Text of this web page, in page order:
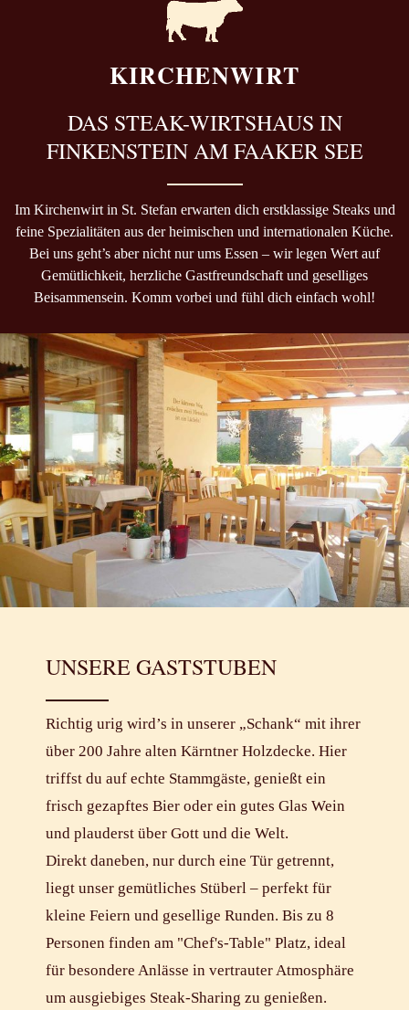
KIRCHENWIRT
DAS STEAK-WIRTSHAUS IN
FINKENSTEIN AM FAAKER SEE
Im Kirchenwirt in St. Stefan erwarten dich erstklassige Steaks und
feine Spezialitäten aus der heimischen und internationalen Küche.
Bei uns geht’s aber nicht nur ums Essen – wir legen Wert auf
Gemütlichkeit, herzliche Gastfreundschaft und geselliges
Beisammensein. Komm vorbei und fühl dich einfach wohl!
UNSERE GASTSTUBEN
Richtig urig wird’s in unserer „Schank“ mit ihrer
über 200 Jahre alten Kärntner Holzdecke. Hier
triffst du auf echte Stammgäste, genießt ein
frisch gezapftes Bier oder ein gutes Glas Wein
und plauderst über Gott und die Welt.
Direkt daneben, nur durch eine Tür getrennt,
liegt unser gemütliches Stüberl – perfekt für
kleine Feiern und gesellige Runden. Bis zu 8
Personen finden am "Chef's-Table" Platz, ideal
für besondere Anlässe in vertrauter Atmosphäre
um ausgiebiges Steak-Sharing zu genießen.